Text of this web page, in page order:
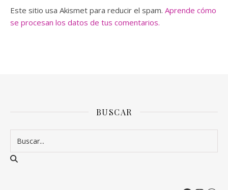
Este sitio usa Akismet para reducir el spam. Aprende cómo
se procesan los datos de tus comentarios.
BUSCAR